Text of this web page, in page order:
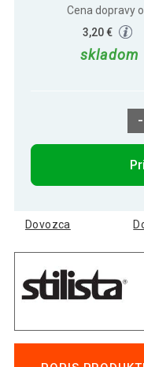
Stilista
čierna
Cena dopravy
3,20 €
skladom
-
Dovozca